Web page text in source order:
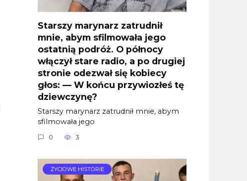
Starszy marynarz zatrudnił
mnie, abym sfilmowała jego
ostatnią podróż. O północy
włączył stare radio, a po drugiej
stronie odezwał się kobiecy
głos: — W końcu przywiozłeś tę
dziewczynę?
Starszy marynarz zatrudnił mnie, abym
sfilmowała jego
0 3
ŻYCIOWE HISTORIE